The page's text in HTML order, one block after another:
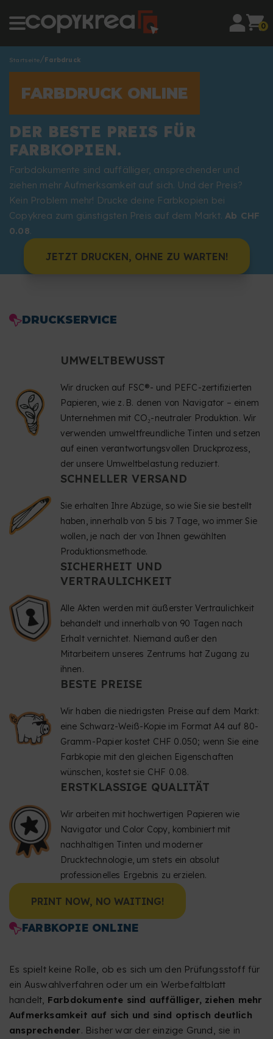
0
Startseite Farbdruck
FARBDRUCK ONLINE
DER BESTE PREIS FÜR
FARBKOPIEN.
Farbdokumente sind auffälliger, ansprechender und
ziehen mehr Aufmerksamkeit auf sich. Und der Preis?
Kein Problem mehr! Drucke deine Farbkopien bei
Copykrea zum günstigsten Preis auf dem Markt.Ab CHF
0.08.
JETZT DRUCKEN, OHNE ZU WARTEN!
DRUCKSERVICE
UMWELTBEWUSST
Wir drucken auf FSC®- und PEFC-zertifizierten
Papieren, wie z. B. denen von Navigator – einem
Unternehmen mit CO₂-neutraler Produktion. Wir
verwenden umweltfreundliche Tinten und setzen
auf einen verantwortungsvollen Druckprozess,
der unsere Umweltbelastung reduziert.
SCHNELLER VERSAND
Sie erhalten Ihre Abzüge, so wie Sie sie bestellt
haben, innerhalb von 5 bis 7 Tage, wo immer Sie
wollen, je nach der von Ihnen gewählten
Produktionsmethode.
SICHERHEIT UND
VERTRAULICHKEIT
Alle Akten werden mit äußerster Vertraulichkeit
behandelt und innerhalb von 90 Tagen nach
Erhalt vernichtet. Niemand außer den
Mitarbeitern unseres Zentrums hat Zugang zu
ihnen.
BESTE PREISE
Wir haben die niedrigsten Preise auf dem Markt:
eine Schwarz-Weiß-Kopie im Format A4 auf 80-
Gramm-Papier kostet CHF 0.050; wenn Sie eine
Farbkopie mit den gleichen Eigenschaften
wünschen, kostet sie CHF 0.08.
ERSTKLASSIGE QUALITÄT
Wir arbeiten mit hochwertigen Papieren wie
Navigator und Color Copy, kombiniert mit
nachhaltigen Tinten und moderner
Drucktechnologie, um stets ein absolut
professionelles Ergebnis zu erzielen.
PRINT NOW, NO WAITING!
FARBKOPIE ONLINE
Es spielt keine Rolle, ob es sich um den Prüfungsstoff für
ein Auswahlverfahren oder um ein Werbefaltblatt
handelt, Farbdokumente sind auffälliger, ziehen mehr
Aufmerksamkeit auf sich und sind optisch deutlich
ansprechender. Bisher war der einzige Grund, sie in